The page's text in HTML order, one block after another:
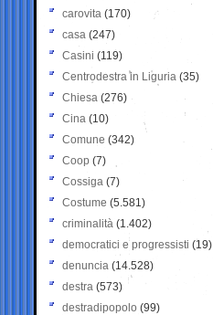
carovita (170)
casa (247)
Casini (119)
Centrodestra in Liguria (35)
Chiesa (276)
Cina (10)
Comune (342)
Coop (7)
Cossiga (7)
Costume (5.581)
criminalità (1.402)
democratici e progressisti (19)
denuncia (14.528)
destra (573)
destradipopolo (99)